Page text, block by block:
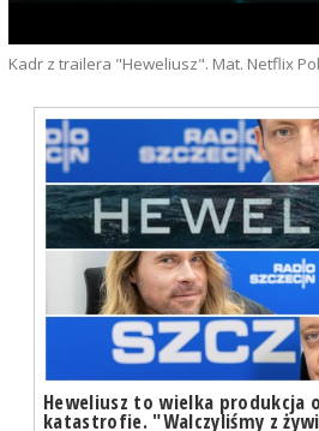
Kadr z trailera "Heweliusz". Mat. Netflix
Heweliusz to wielka produkcja
katastrofie. "Walczyliśmy z